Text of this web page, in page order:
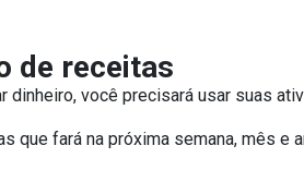
de receitas
dinheiro, você precisará usar suas
que fará na próxima semana, mês e